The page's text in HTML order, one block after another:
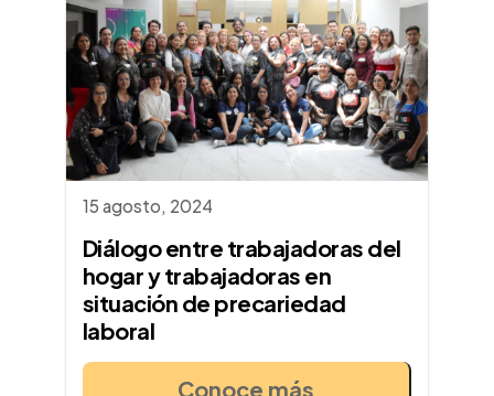
Diálogo entre trabajadoras del
hogar y trabajadoras en
situación de precariedad
laboral
15 agosto, 2024
Conoce más